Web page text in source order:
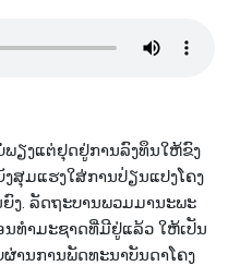
ພຽງ​ແຕ່​ຢຸດ​ຢູ່​ການ​ລົງ​ທຶນ​ໃຫ້​ຂົງ​
ສຸມແຮງໃສ່ການ​ປ່ຽນ​ແປງ​ໂຄ​ງ​
ງ. ລັດ​ຖະ​ບານ​ພວມ​ມາ​ນະ​ພະ​
ທຳ​ມະ​ຊາດ​ທີ່​ມີ​ຢູ່​ແລ້ວ​ ໃຫ້​ເປັນ​
ານ​ການ​ພັດ​ທະ​ນາ​ບັນ​ດາ​ໂຄງ​